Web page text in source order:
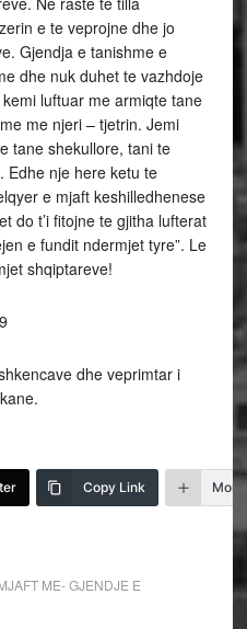
e te veprojne dhe jo
Gjendja e tanishme e
dhe nuk duhet te vazhdoje
luftuar me armiqte tane
me njeri – tjetrin. Jemi
tane shekullore, tani te
Edhe nje here ketu te
e mjaft keshilledhenese
do t’i fitojne te gjitha lufterat
e fundit ndermjet tyre”. Le
shqiptareve!
dhe veprimtar i
Copy Link More
ME- GJENDJE E